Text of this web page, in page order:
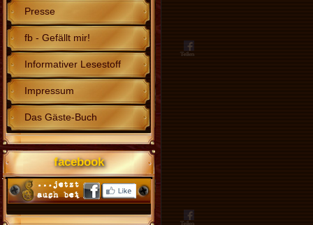
Presse
fb - Gefällt mir!
Informativer Lesestoff
Impressum
Das Gäste-Buch
facebook